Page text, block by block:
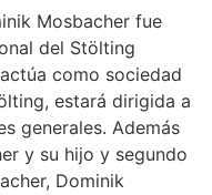
Mosbacher fue
del Stölting
como sociedad
estará dirigida a
generales. Además
y su hijo y segundo
Dominik